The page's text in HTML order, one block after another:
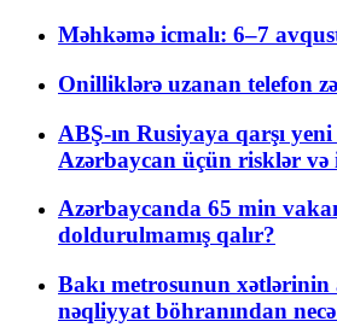
Məhkəmə icmalı: 6–7
Onilliklərə uzanan telefon
ABŞ-ın Rusiyaya qarşı
Azərbaycan üçün risklər
Azərbaycanda 65 min
doldurulmamış qalır?
Bakı metrosunun xətlərinin
nəqliyyat böhranından